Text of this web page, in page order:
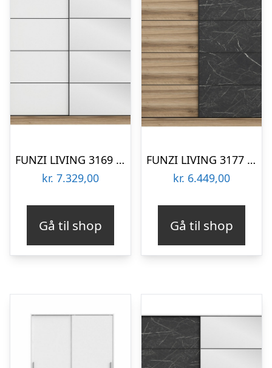
FUNZI LIVING 3169 garderobeskab, spejl, 2 skydelåger, 2 bøjlestænger, 2 skuffer – natur melamin
kr. 7.329,00
Gå til shop
FUNZI LIVING 3177 garderobeskab, 2 skydelåger, 2 bøjlestænger, 2 skuffer – natur/sort melamin
kr. 6.449,00
Gå til shop